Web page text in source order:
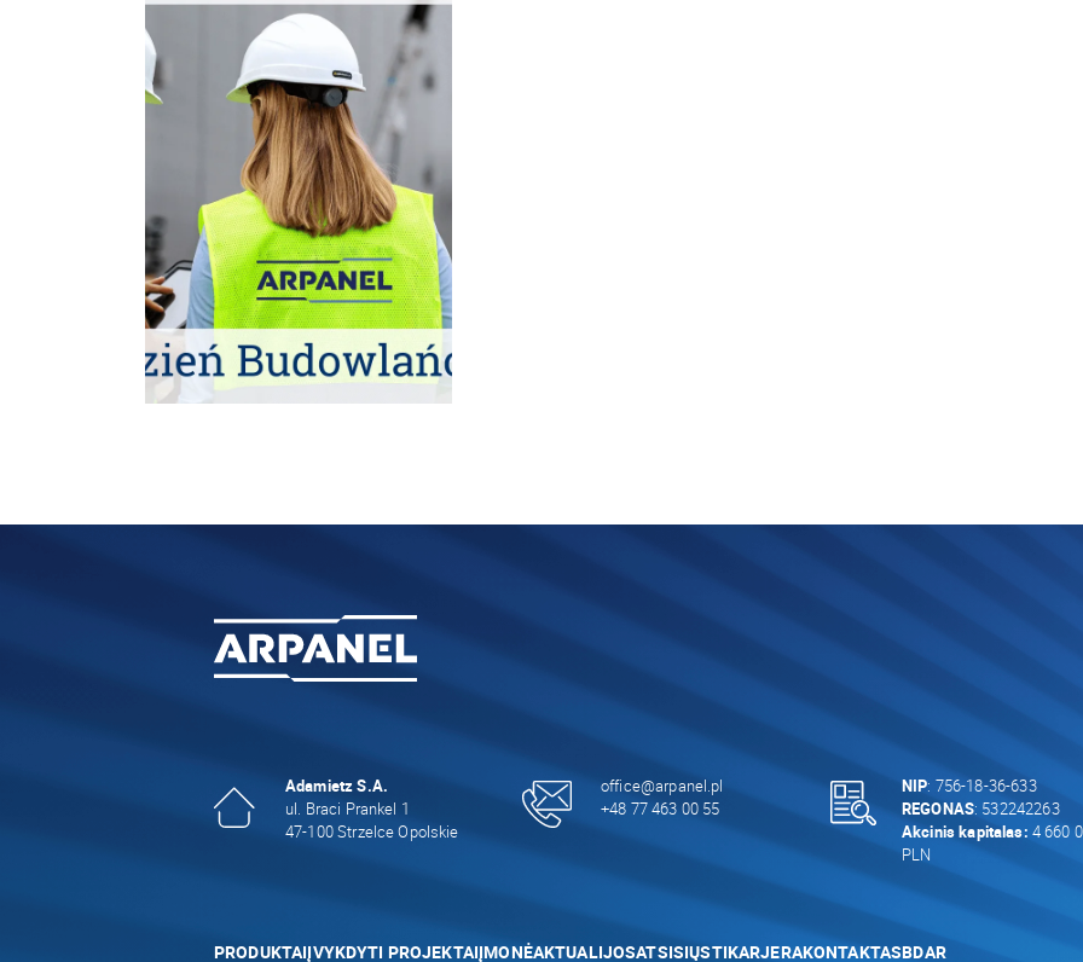
Adamietz S.A.
ul. Braci Prankel 1
47-100 Strzelce Opolskie
office@arpanel.pl
+48 77 463 00 55
NIP: 756-18-36-633
REGONAS: 532242263
Akcinis kapitalas: 4 660
PLN
PRODUKTAIĮVYKDYTI PROJEKTAIĮMONĖAKTUALIJOSATSISIŲSTIKARJERAKONTAKTASBDAR